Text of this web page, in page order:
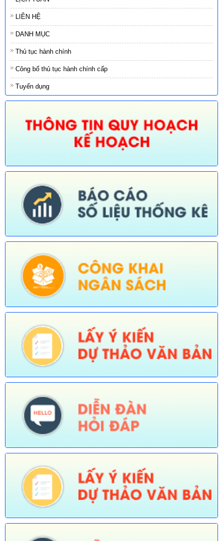
LIÊN HỆ
DANH MỤC
Thủ tục hành chính
Công bố thủ tục hành chính cấp
Tuyển dụng